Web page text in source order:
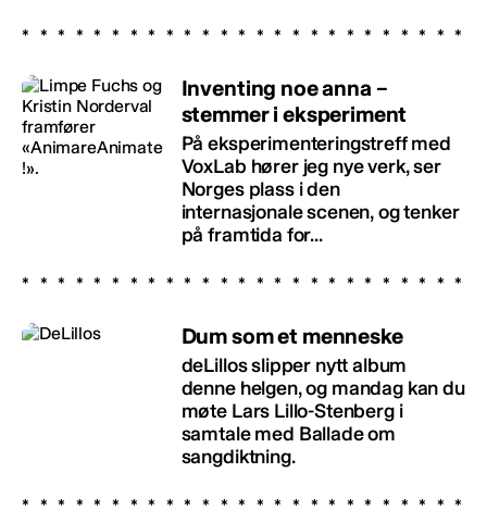
Inventing noe anna –
stemmer i eksperiment
På eksperimenteringstreff med
VoxLab hører jeg nye verk, ser
Norges plass i den
internasjonale scenen, og tenker
på framtida for...
Dum som et menneske
deLillos slipper nytt album
denne helgen, og mandag kan du
møte Lars Lillo-Stenberg i
samtale med Ballade om
sangdiktning.